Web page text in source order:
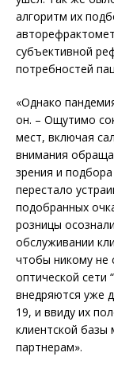
алгоритм их
субъективной
потребностей
«Однако
он. – Ощутимо
мест, включая
внимания
зрения и
перестало
подобранных
розницы
обслуживании
чтобы никому не
оптической сети
внедряются уже
19, и ввиду их
клиентской
партнерам».